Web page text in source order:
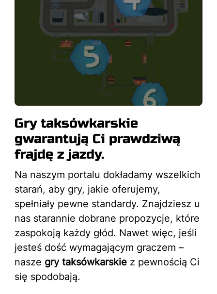
Gry taksówkarskie
gwarantują Ci prawdziwą
frajdę z jazdy.
Na naszym portalu dokładamy wszelkich
starań, aby gry, jakie oferujemy,
spełniały pewne standardy. Znajdziesz u
nas starannie dobrane propozycje, które
zaspokoją każdy głód. Nawet więc, jeśli
jesteś dość wymagającym graczem –
nasze gry taksówkarskie z pewnością Ci
się spodobają.